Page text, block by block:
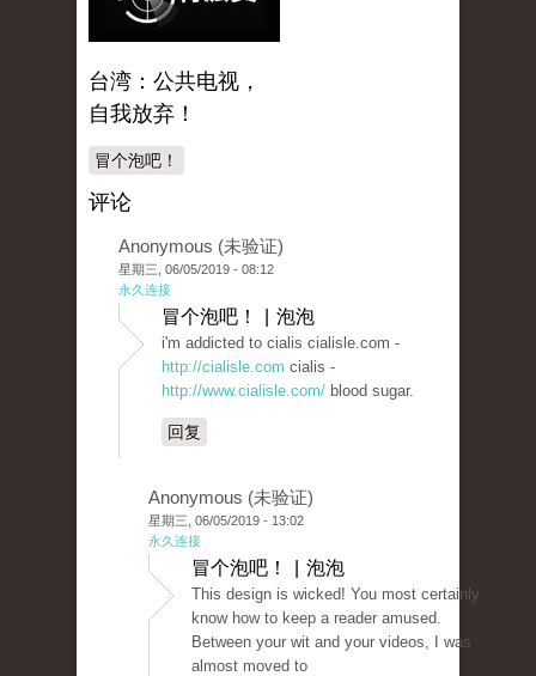
台湾：公共电视，
自我放弃！
冒个泡吧！
评论
Anonymous (未验证)
星期三, 06/05/2019 - 08:12
永久连接
冒个泡吧！ | 泡泡
i'm addicted to cialis cialisle.com -
http://cialisle.com cialis -
http://www.cialisle.com/ blood sugar.
回复
Anonymous (未验证)
星期三, 06/05/2019 - 13:02
永久连接
冒个泡吧！ | 泡泡
This design is wicked! You most certainly
know how to keep a reader amused.
Between your wit and your videos, I was
almost moved to